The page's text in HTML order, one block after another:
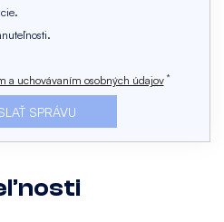
a uchovávaním osobných údajov *